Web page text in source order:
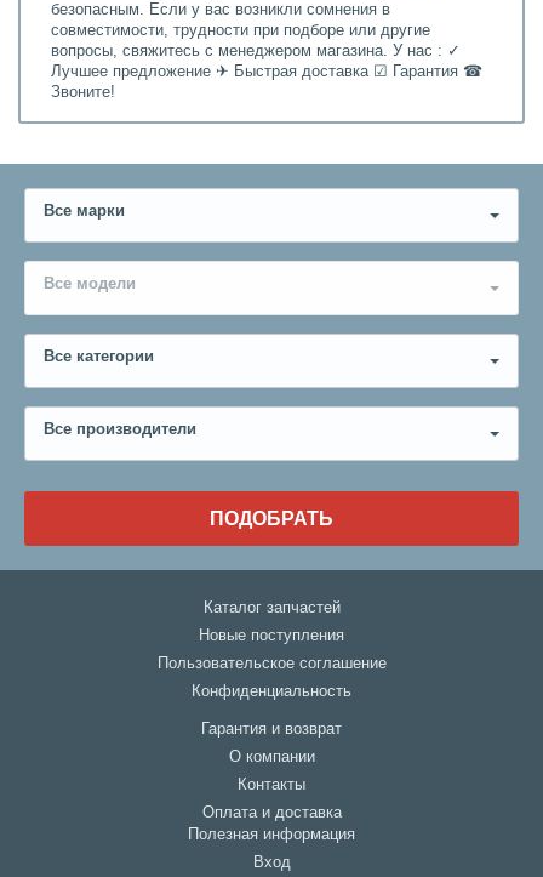
безопасным. Если у вас возникли сомнения в
совместимости, трудности при подборе или другие
вопросы, свяжитесь с менеджером магазина. У нас : ✓
Лучшее предложение ✈ Быстрая доставка ☑ Гарантия ☎
Звоните!
Все марки
Все модели
Все категории
Все производители
ПОДОБРАТЬ
Каталог запчастей
Новые поступления
Пользовательское соглашение
Конфиденциальность
Гарантия и возврат
О компании
Контакты
Оплата и доставка
Полезная информация
Вход